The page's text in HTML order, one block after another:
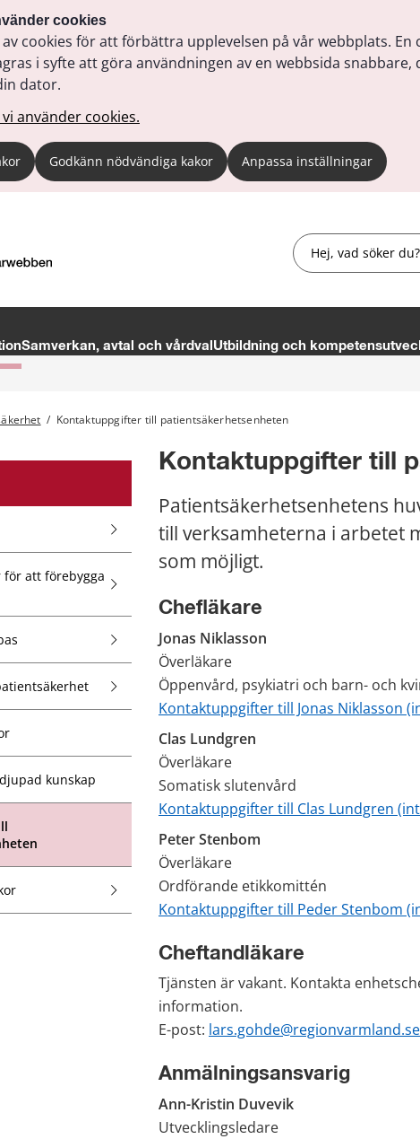
cookies
cookies för att förbättra upplevelsen på vår webbplats. En
i syfte att göra användningen av en webbsida snabbare,
dator.
använder cookies.
Godkänn nödvändiga kakor Anpassa inställningar
Sök
Samverkan, avtal och vårdval Utbildning och
/ Kontaktuppgifter till patientsäkerhetsenheten
för att förebygga
kunskap
Kontaktuppgifter till
Patientsäkerhetsenhetens
till verksamheterna i arbetet
som möjligt.
Chefläkare
Jonas Niklasson
Överläkare
Öppenvård, psykiatri och barn- och
Kontaktuppgifter till Jonas Niklasson
Clas Lundgren
Överläkare
Somatisk slutenvård
Kontaktuppgifter till Clas Lundgren
Peter Stenbom
Överläkare
Ordförande etikkomittén
Kontaktuppgifter till Peder Stenbom
Cheftandläkare
Tjänsten är vakant. Kontakta
information.
E-post: lars.gohde@regionvarmland.se
Anmälningsansvarig
Ann-Kristin Duvevik
Utvecklingsledare